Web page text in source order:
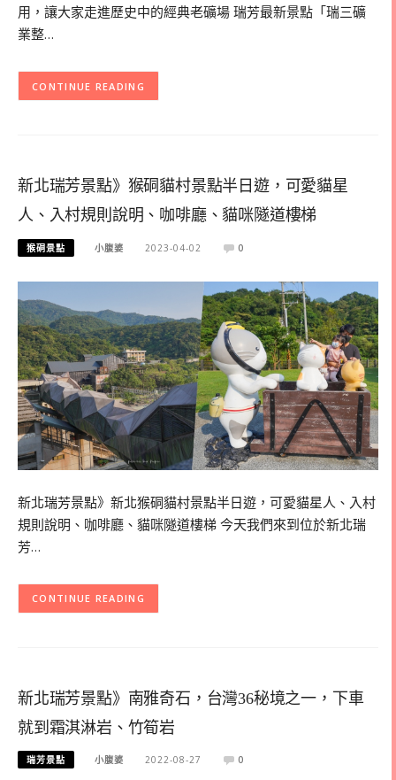
用，讓大家走進歷史中的經典老礦場 瑞芳最新景點「瑞三礦
業整…
CONTINUE READING
新北瑞芳景點》猴硐貓村景點半日遊，可愛貓星
人、入村規則說明、咖啡廳、貓咪隧道樓梯
猴硐景點 小腹婆 2023-04-02 0
新北瑞芳景點》新北猴硐貓村景點半日遊，可愛貓星人、入村
規則說明、咖啡廳、貓咪隧道樓梯 今天我們來到位於新北瑞
芳…
CONTINUE READING
新北瑞芳景點》南雅奇石，台灣36秘境之一，下車
就到霜淇淋岩、竹筍岩
瑞芳景點 小腹婆 2022-08-27 0